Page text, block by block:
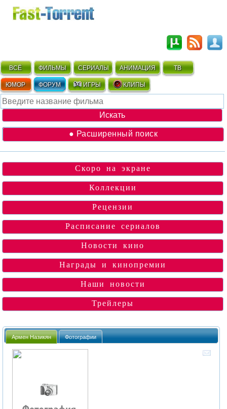
ВСЁ ФИЛЬМЫ СЕРИАЛЫ АНИМАЦИЯ ТВ
ЮМОР ФОРУМ ИГРЫ КЛИПЫ
● Расширенный поиск
Скоро на экране
Коллекции
Рецензии
Расписание сериалов
Новости кино
Награды и кинопремии
Наши новости
Трейлеры
Армен Назикян Фотографии